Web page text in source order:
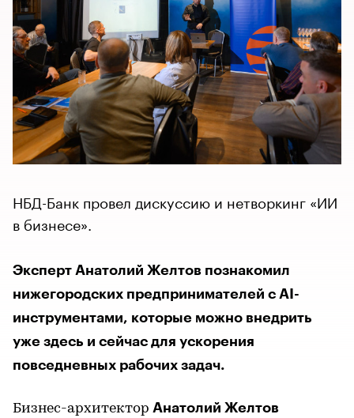
НБД-Банк провел дискуссию и нетворкинг «ИИ
в бизнесе».
Эксперт Анатолий Желтов познакомил
нижегородских предпринимателей с AI-
инструментами, которые можно внедрить
уже здесь и сейчас для ускорения
повседневных рабочих задач.
Бизнес-архитектор Анатолий Желтов